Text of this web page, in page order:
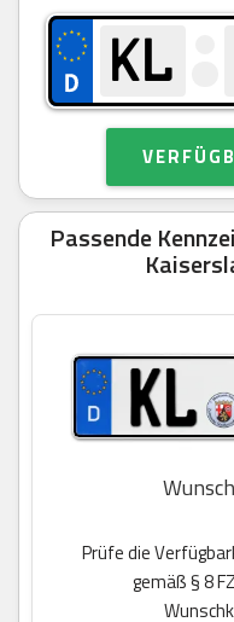
Passende
Prüfe die
gemäß § 8